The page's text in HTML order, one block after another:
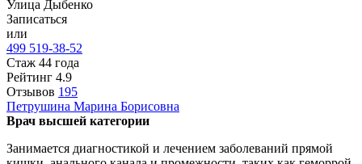
Улица Дыбенко
Записаться
или
499 519-38-52
Стаж 44 года
Рейтинг 4.9
Отзывов 195
Петрушина Марина Борисовна
Врач высшей категории
Занимается диагностикой и лечением заболеваний прямой